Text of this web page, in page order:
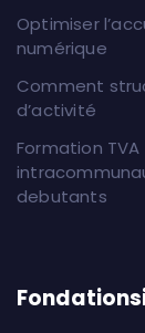
Optimiser
numérique
Comment
d’activité
Formation
debutants